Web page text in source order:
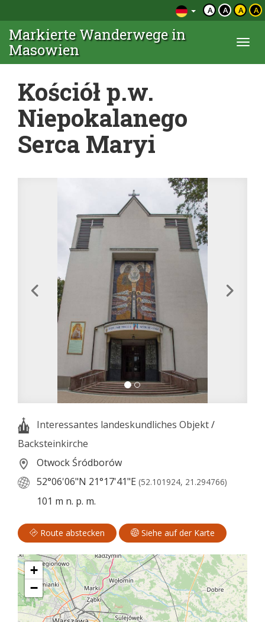
A A A A
Markierte Wanderwege in
Masowien
Kościół p.w.
Niepokalanego
Serca Maryi
Interessantes landeskundliches Objekt/
Backsteinkirche
Otwock Śródborów
52°06'06"N 21°17'41"E (52.101924, 21.294766)
101 m n. p. m.
Route abstecken Siehe auf der Karte
+
−